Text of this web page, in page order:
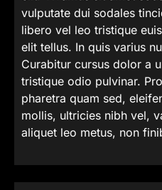
vulputate dui sodales
libero vel leo tristique
elit tellus. In quis varius
Curabitur cursus dolor a
tristique odio pulvinar.
pharetra quam sed,
mollis, ultricies nibh vel,
aliquet leo metus, non